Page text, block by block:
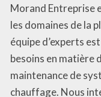
Morand Entreprise
les domaines de la
équipe d’experts
besoins en matière
maintenance de
chauffage. Nous